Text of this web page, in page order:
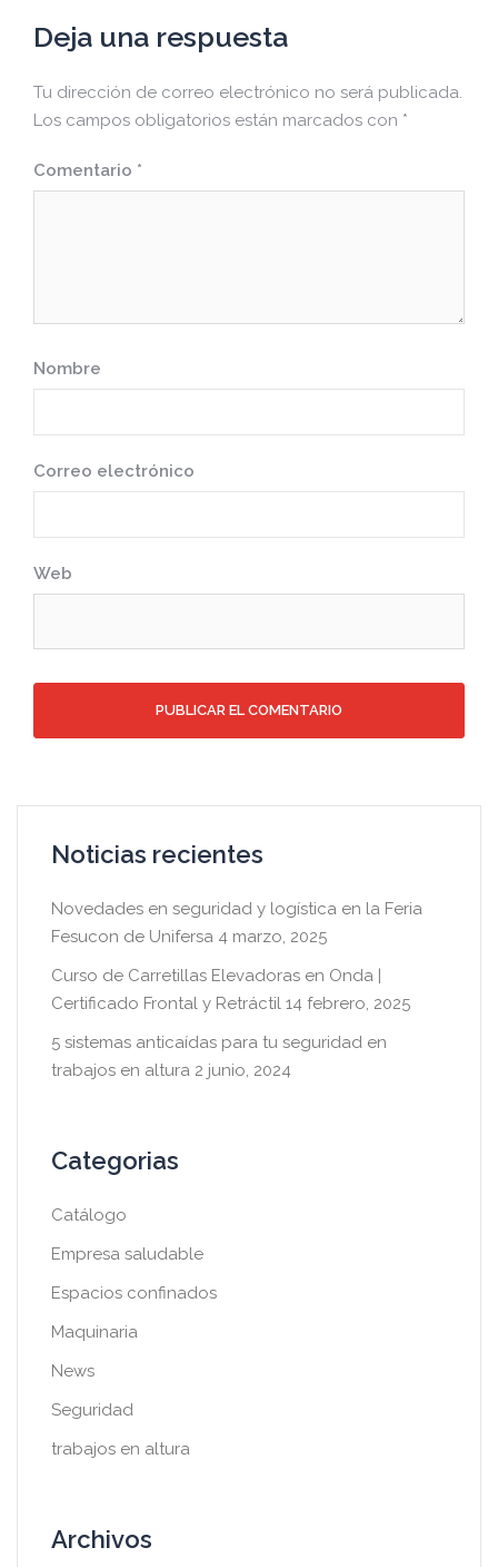
Deja una respuesta
Tu dirección de correo electrónico no será publicada.
Los campos obligatorios están marcados con *
Comentario *
Nombre
Correo electrónico
Web
Noticias recientes
Novedades en seguridad y logística en la Feria
Fesucon de Unifersa 4 marzo, 2025
Curso de Carretillas Elevadoras en Onda |
Certificado Frontal y Retráctil 14 febrero, 2025
5 sistemas anticaídas para tu seguridad en
trabajos en altura 2 junio, 2024
Categorias
Catálogo
Empresa saludable
Espacios confinados
Maquinaria
News
Seguridad
trabajos en altura
Archivos